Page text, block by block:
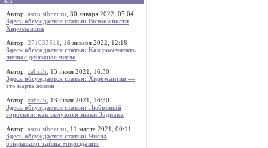
Автор: astro.sibnet.ru , 30 января 2022, 07:04
Здесь обсуждается статья: Возможности
Хиромантии
Автор: 271033511
, 16 января 2022, 12:18
Здесь обсуждается статья: Как рассчитать
личное денежное число
Автор: zabzab , 13 июля 2021, 16:30
Здесь обсуждается статья: Хиромантия —
это карта жизни
Автор: zabzab , 13 июля 2021, 16:30
Здесь обсуждается статья: Любовный
гороскоп: как целуются знаки Зодиака
Автор: astro.sibnet.ru , 11 марта 2021, 00:11
Здесь обсуждается статья: Числа
открывают тайны мироздания